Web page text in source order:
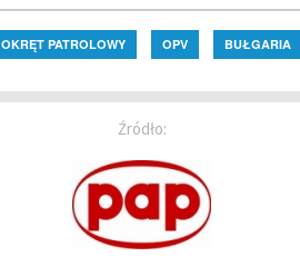
OKRĘT PATROLOWY OPV BUŁGARIA
Źródło: